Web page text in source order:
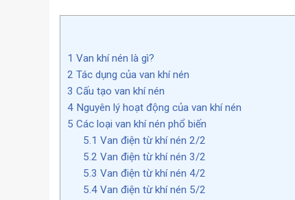
1 Van khí nén là gì?
2 Tác dụng của van khí nén
3 Cấu tạo van khí nén
4 Nguyên lý hoạt động của van khí nén
5 Các loại van khí nén phổ biến
5.1 Van điện từ khí nén 2/2
5.2 Van điện từ khí nén 3/2
5.3 Van điện từ khí nén 4/2
5.4Van điện từ khí nén 5/2